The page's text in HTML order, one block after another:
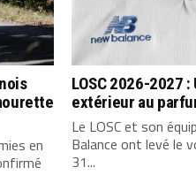
en
LOSC 2026-2027
extérieur au
Le LOSC et son
Balance ont levé le
31...